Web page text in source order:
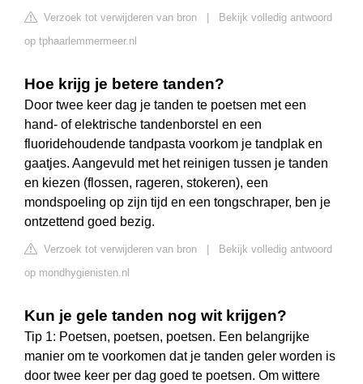
Verzoek tot verwijderen van bron
Bekijk volledig antwoord
op tphaarlemmermeer.nl
Hoe krijg je betere tanden?
Door twee keer dag je tanden te poetsen met een
hand- of elektrische tandenborstel en een
fluoridehoudende tandpasta voorkom je tandplak en
gaatjes. Aangevuld met het reinigen tussen je tanden
en kiezen (flossen, rageren, stokeren), een
mondspoeling op zijn tijd en een tongschraper, ben je
ontzettend goed bezig.
Verzoek tot verwijderen van bron
Bekijk volledig antwoord
op mondhygienisten.nl
Kun je gele tanden nog wit krijgen?
Tip 1: Poetsen, poetsen, poetsen. Een belangrijke
manier om te voorkomen dat je tanden geler worden is
door twee keer per dag goed te poetsen. Om wittere